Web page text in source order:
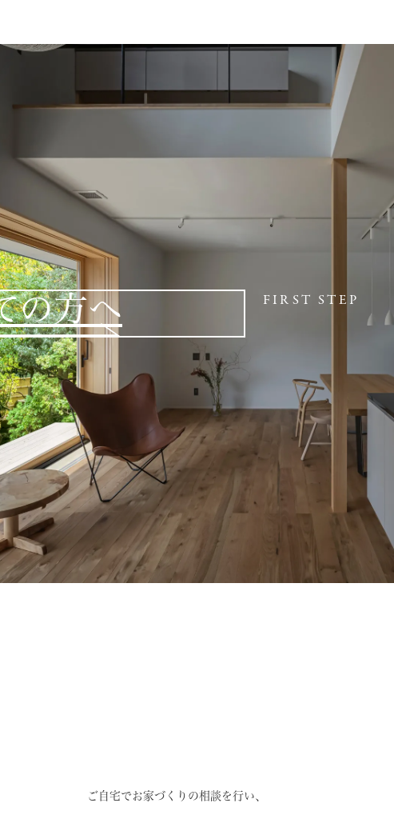
の方へ FIRST STEP
ご自宅でお家づくりの相談を行い、